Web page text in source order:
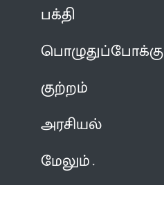
பக்தி
பொழுதுப்போக்கு
குற்றம்
அரசியல்
மேலும்